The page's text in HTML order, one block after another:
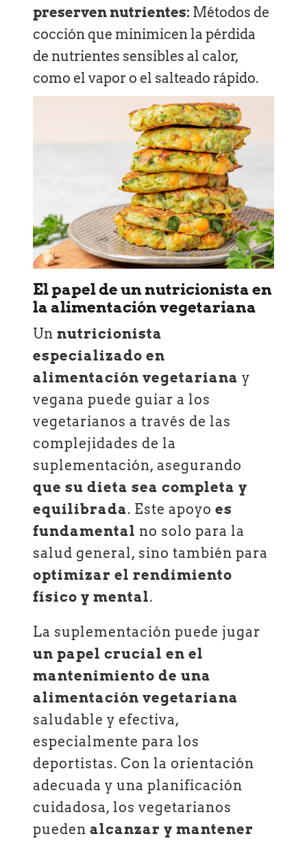
preserven nutrientes: Métodos de
cocción que minimicen la pérdida
de nutrientes sensibles al calor,
como el vapor o el salteado rápido.
El papel de un nutricionista en
la alimentación vegetariana
Unnutricionista
especializado en
alimentación vegetariana y
vegana puede guiar a los
vegetarianos a través de las
complejidades de la
suplementación, asegurando
que su dieta sea completa y
equilibrada. Este apoyoes
fundamental no solo para la
salud general, sino también para
optimizar el rendimiento
físico y mental.
La suplementación puede jugar
un papel crucial en el
mantenimiento de una
alimentación vegetariana
saludable y efectiva,
especialmente para los
deportistas. Con la orientación
adecuada y una planificación
cuidadosa, los vegetarianos
puedenalcanzar y mantener